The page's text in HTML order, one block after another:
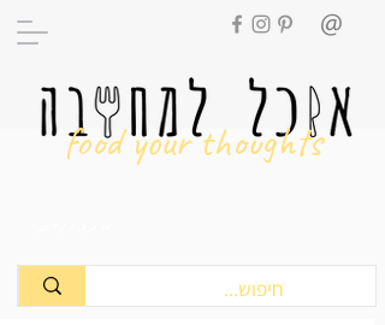
food your thoughts